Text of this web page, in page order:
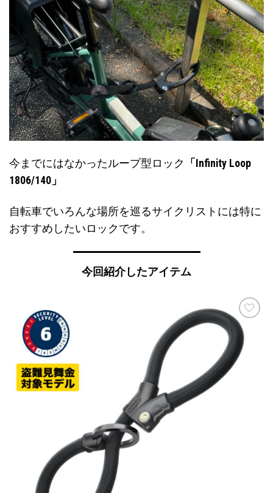
今までにはなかったループ型ロック
「Infinity Loop
1806/140」
自転車でいろんな場所を巡るサイクリストには特に
おすすめしたいロックです。
今回紹介したアイテム
お気
に入
りに